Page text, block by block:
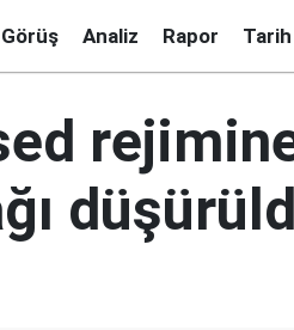
Görüş Analiz Rapor Tarih